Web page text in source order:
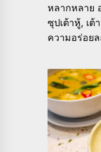
หลากหลาย
ซุปเต้าหู้, เ
ความอร่อย